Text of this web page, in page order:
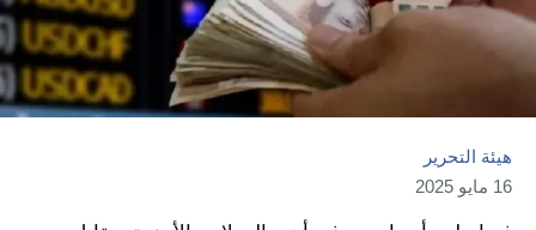
هيئة التحرير
16 مايو 2025